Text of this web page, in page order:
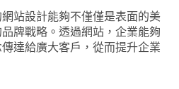
站設計能夠不僅僅是表面的美
牌戰略。透過網站，企業能夠
達給廣大客戶，從而提升企業